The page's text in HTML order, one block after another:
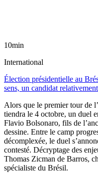
10min
International
Élection présidentielle au
sens, un candidat
Alors que le premier tour de
tiendra le 4 octobre, un duel
Flavio Bolsonaro, fils de
dessine. Entre le camp
décomplexée, le duel
contesté. Décryptage des
Thomas Zicman de Barros,
spécialiste du Brésil.